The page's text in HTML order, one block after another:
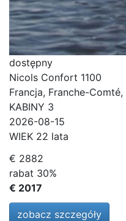
dostępny
Nicols Confort 1100
Francja, Franche-Comté,
KABINY 3
2026-08-15
WIEK 22 lata
€ 2882
rabat 30%
€ 2017
zobacz szczegóły